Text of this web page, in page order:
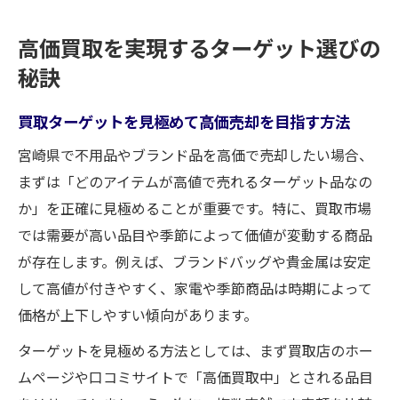
高価買取を実現するターゲット選びの
秘訣
買取ターゲットを見極めて高価売却を目指す方法
宮崎県で不用品やブランド品を高価で売却したい場合、
まずは「どのアイテムが高値で売れるターゲット品なの
か」を正確に見極めることが重要です。特に、買取市場
では需要が高い品目や季節によって価値が変動する商品
が存在します。例えば、ブランドバッグや貴金属は安定
して高値が付きやすく、家電や季節商品は時期によって
価格が上下しやすい傾向があります。
ターゲットを見極める方法としては、まず買取店のホー
ムページや口コミサイトで「高価買取中」とされる品目